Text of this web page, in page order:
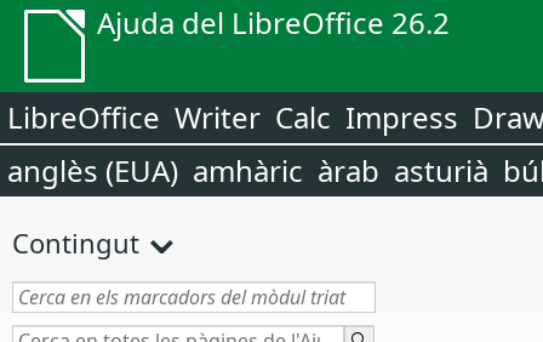
Ajuda del LibreOffice 26.2
LibreOffice Writer Calc Impress
anglès (EUA) amhàric àrab asturià
Contingut